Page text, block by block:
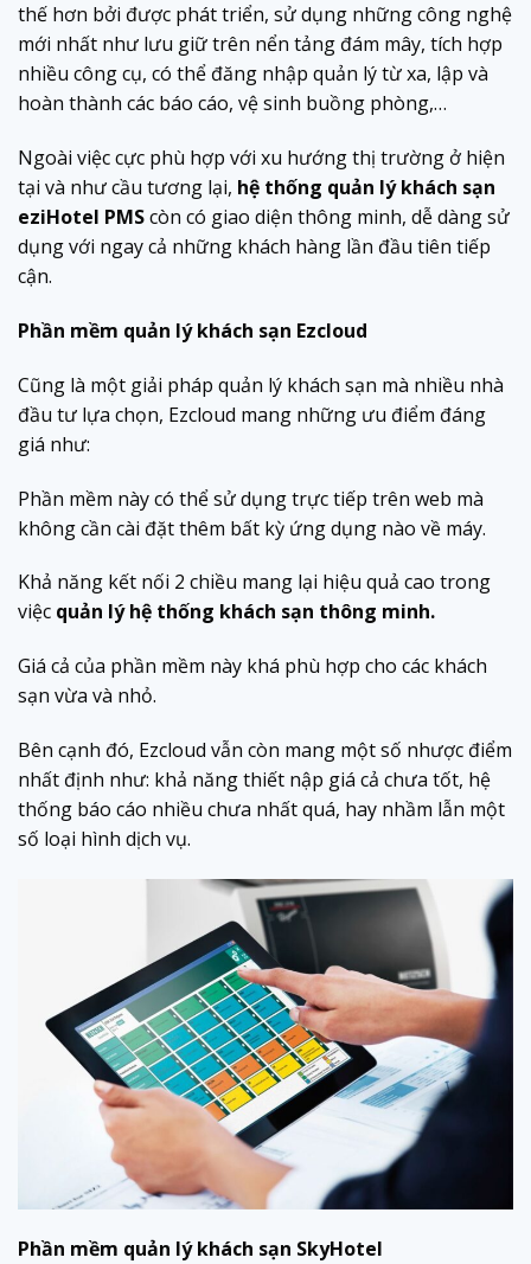
thế hơn bởi được phát triển, sử dụng những công nghệ
mới nhất như lưu giữ trên nển tảng đám mây, tích hợp
nhiều công cụ, có thể đăng nhập quản lý từ xa, lập và
hoàn thành các báo cáo, vệ sinh buồng phòng,…
Ngoài việc cực phù hợp với xu hướng thị trường ở hiện
tại và như cầu tương lại, hệ thống quản lý khách sạn
eziHotel PMScòn có giao diện thông minh, dễ dàng sử
dụng với ngay cả những khách hàng lần đầu tiên tiếp
cận.
Phần mềm quản lý khách sạn Ezcloud
Cũng là một giải pháp quản lý khách sạn mà nhiều nhà
đầu tư lựa chọn, Ezcloud mang những ưu điểm đáng
giá như:
Phần mềm này có thể sử dụng trực tiếp trên web mà
không cần cài đặt thêm bất kỳ ứng dụng nào về máy.
Khả năng kết nối 2 chiều mang lại hiệu quả cao trong
việc quản lý hệ thống khách sạn thông minh.
Giá cả của phần mềm này khá phù hợp cho các khách
sạn vừa và nhỏ.
Bên cạnh đó, Ezcloud vẫn còn mang một số nhược điểm
nhất định như: khả năng thiết nập giá cả chưa tốt, hệ
thống báo cáo nhiều chưa nhất quá, hay nhầm lẫn một
số loại hình dịch vụ.
Phần mềm quản lý khách sạn SkyHotel